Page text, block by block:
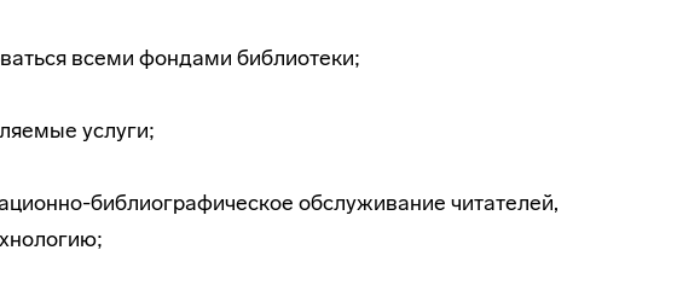
всеми фондами библиотеки;
услуги;
библиографическое обслуживание читателей,